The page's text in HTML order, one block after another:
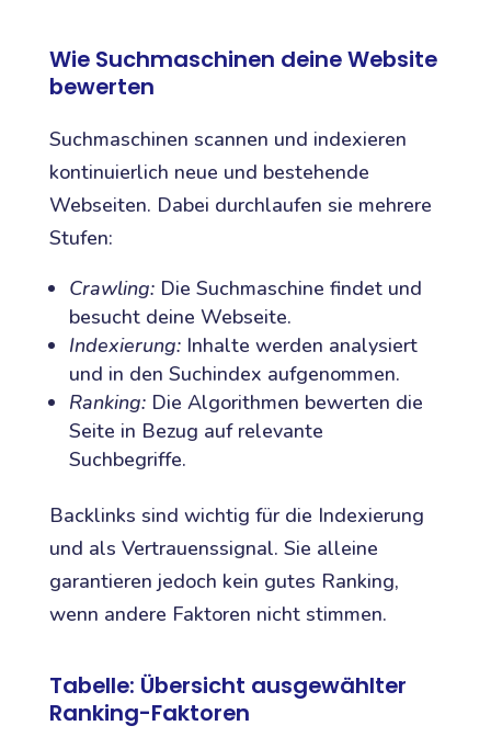
Wie Suchmaschinen deine Website
bewerten
Suchmaschinen scannen und indexieren
kontinuierlich neue und bestehende
Webseiten. Dabei durchlaufen sie mehrere
Stufen:
Crawling:Die Suchmaschine findet und
besucht deine Webseite.
Indexierung:Inhalte werden analysiert
und in den Suchindex aufgenommen.
Ranking:Die Algorithmen bewerten die
Seite in Bezug auf relevante
Suchbegriffe.
Backlinks sind wichtig für die Indexierung
und als Vertrauenssignal. Sie alleine
garantieren jedoch kein gutes Ranking,
wenn andere Faktoren nicht stimmen.
Tabelle: Übersicht ausgewählter
Ranking-Faktoren